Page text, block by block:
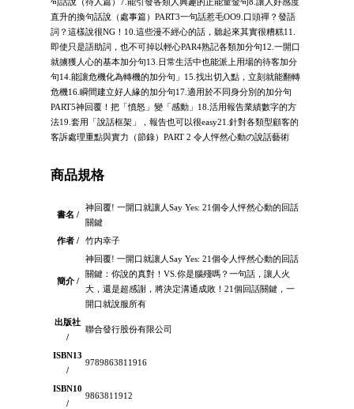
直升的換句話說（處事篇）PART3一句話惹毛OO9.口頭禪？發語
詞？這樣說很NG！10.這些漫不經心的話，聽起來其實很糟糕11.
即使只是語助詞，也不可掉以輕心PAR4熟記各類加分句12.一開口
就擄獲人心的基本加分句13.日常生活中也能派上用場的待客加分
句14.能讓危機化為轉機的加分句」15.找出切入點，立刻就能翻轉
危機16.瞬間建立好人緣的加分句17.適用於不同身分別的加分句
PART5神回覆！把「憤怒」變「感動」18.活用報告業績數字的方
法19.套用「說話框架」，報告也可以很easy21.針對各類型顧客的
客訴處理重點與實力（節錄）PART 2 令人怦然心動の說話藝術
商品規格
書名 /
神回覆! 一開口就讓人Say Yes: 21個令人怦然心動的回話
關鍵
作者 /
竹内幸子
簡介 /
神回覆! 一開口就讓人Say Yes: 21個令人怦然心動的回話
關鍵：你說的真對！VS.你是腦殘嗎？一句話，讓人火
大，還是超感謝，將決定溝通成敗！21個回話關鍵，一
開口就說服所有
出版社
/
聯合發行股份有限公司
ISBN13
/
9789863811916
ISBN10
/
9863811912